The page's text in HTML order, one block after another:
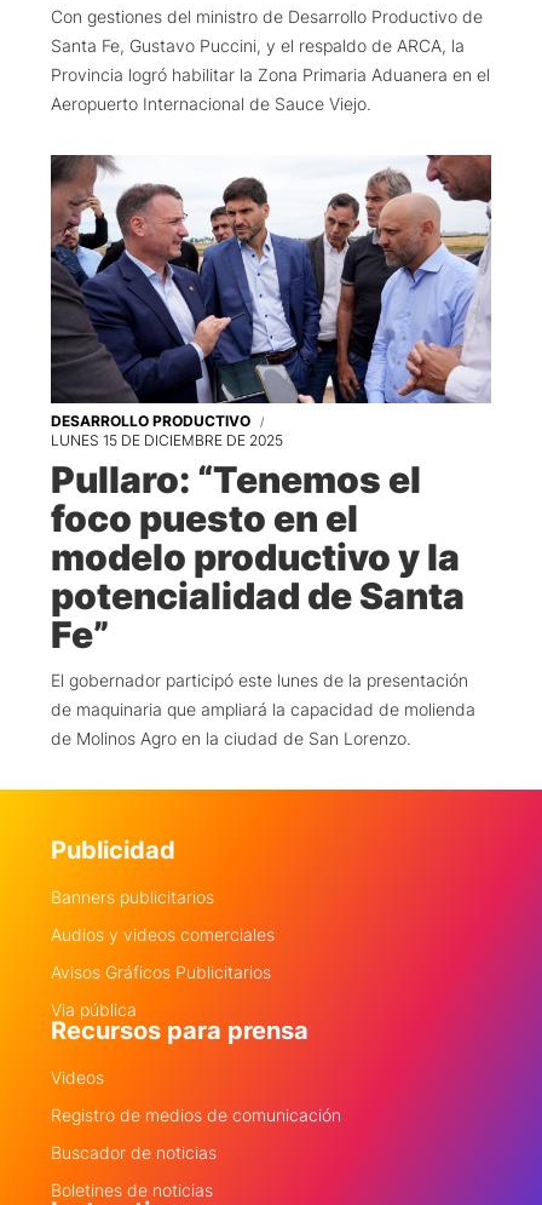
Con gestiones del ministro de Desarrollo Productivo de
Santa Fe, Gustavo Puccini, y el respaldo de ARCA, la
Provincia logró habilitar la Zona Primaria Aduanera en el
Aeropuerto Internacional de Sauce Viejo.
DESARROLLO PRODUCTIVO
LUNES 15 DE DICIEMBRE DE 2025
Pullaro: “Tenemos el
foco puesto en el
modelo productivo y la
potencialidad de Santa
Fe”
El gobernador participó este lunes de la presentación
de maquinaria que ampliará la capacidad de molienda
de Molinos Agro en la ciudad de San Lorenzo.
Publicidad
Banners publicitarios
Audios y videos comerciales
Avisos Gráficos Publicitarios
Via pública
Recursos para prensa
Videos
Registro de medios de comunicación
Buscador de noticias
Boletines de noticias